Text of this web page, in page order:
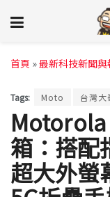
首頁 »最新科技新聞與
Tags: Moto 台灣大
箱：搭配
超大外螢